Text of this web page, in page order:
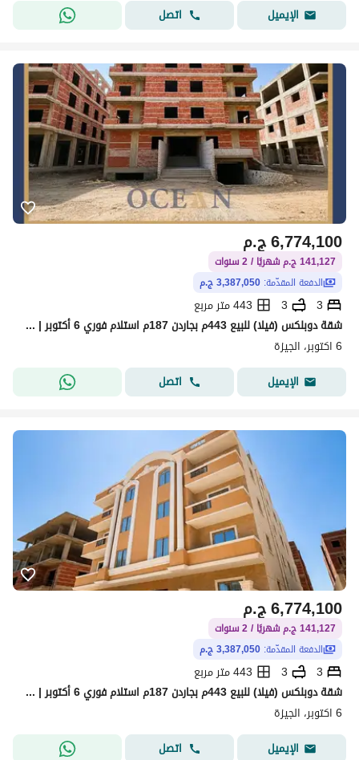
الإيميل اتصل
ج.م6,774,100
141,127 ج.م شهريًا / 2 سنوات
الدفعة المقدّمة: 3,387,050 ج.م
3
3
443 متر مربع
شقة دوبلكس (فيلا) للبيع 443م بجاردن 187م استلام فوري 6 أكتوبر | خلف جامعة القاهرة الفرع الدولي
6 اكتوبر، الجيزة
الإيميل
اتصل
ج.م6,774,100
141,127 ج.م شهريًا / 2 سنوات
الدفعة المقدّمة: 3,387,050 ج.م
3
3
443 متر مربع
شقة دوبلكس (فيلا) للبيع 443م بجاردن 187م استلام فوري 6 أكتوبر | على بعد خطوات من وصلة دهشور
6 اكتوبر، الجيزة
الإيميل
اتصل